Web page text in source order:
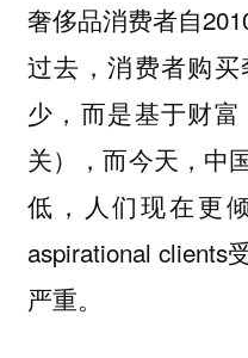
奢侈品消费者自
过去，消费者购
少，而是基于财
关），而今天，中
低，人们现在更
aspirational clients
严重。